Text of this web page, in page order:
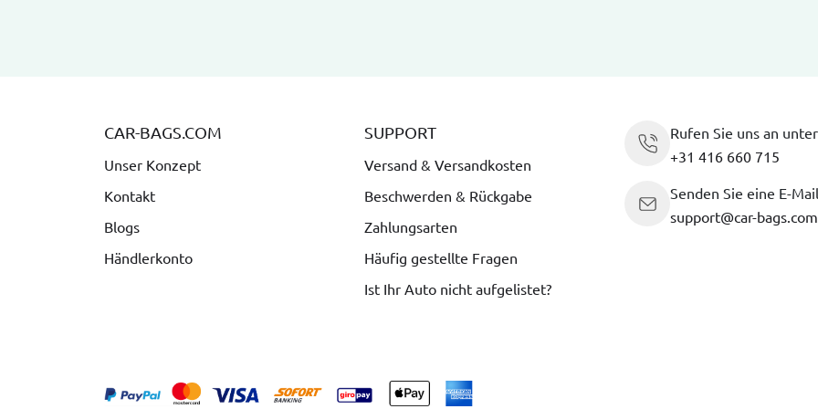
CAR-BAGS.COM
Unser Konzept
Kontakt
Blogs
Händlerkonto
SUPPORT
Versand & Versandkosten
Beschwerden & Rückgabe
Zahlungsarten
Häufig gestellte Fragen
Ist Ihr Auto nicht aufgelistet?
Rufen Sie uns an unter
+31 416 660 715
Senden Sie eine E-Mail
support@car-bags.com